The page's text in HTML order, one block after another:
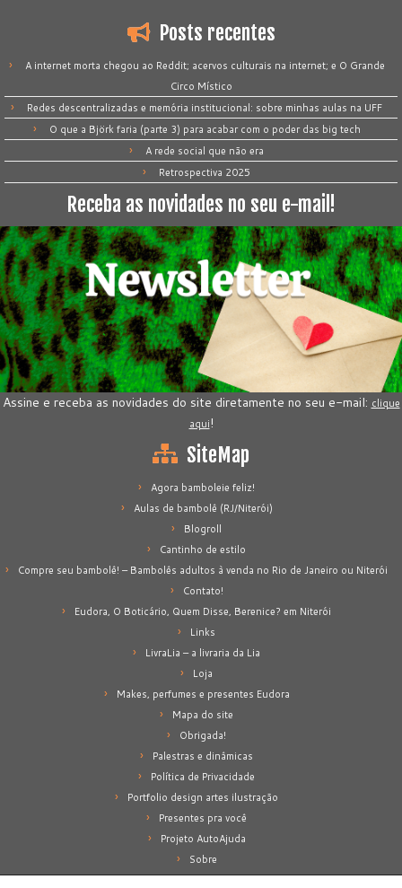
Posts recentes
A internet morta chegou ao Reddit; acervos culturais na internet; e O Grande
Circo Místico
Redes descentralizadas e memória institucional: sobre minhas aulas na UFF
O que a Björk faria (parte 3) para acabar com o poder das big tech
A rede social que não era
Retrospectiva 2025
Receba as novidades no seu e-mail!
Assine e receba as novidades do site diretamente no seu e-mail: clique
aqui!
SiteMap
Agora bamboleie feliz!
Aulas de bambolê (RJ/Niterói)
Blogroll
Cantinho de estilo
Compre seu bambolê! – Bambolês adultos à venda no Rio de Janeiro ou Niterói
Contato!
Eudora, O Boticário, Quem Disse, Berenice? em Niterói
Links
LivraLia – a livraria da Lia
Loja
Makes, perfumes e presentes Eudora
Mapa do site
Obrigada!
Palestras e dinâmicas
Política de Privacidade
Portfolio design artes ilustração
Presentes pra você
Projeto AutoAjuda
Sobre
Sobre mim